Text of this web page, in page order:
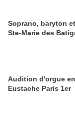
Soprano, baryton
Ste-Marie des
Audition d'orgue
Eustache Paris 1er